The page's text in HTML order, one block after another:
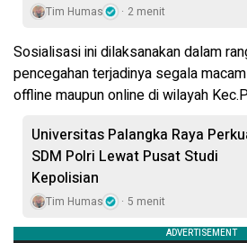
Tim Humas 2 menit
Sosialisasi ini dilaksanakan dalam
pencegahan terjadinya segala
offline maupun online di wilayah
Universitas Palangka Raya
SDM Polri Lewat Pusat Studi
Kepolisian
Tim Humas 5 menit